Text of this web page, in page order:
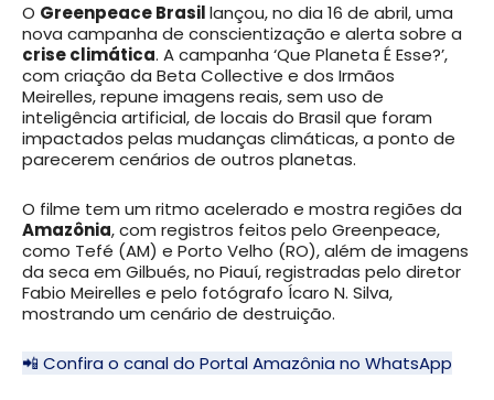
O Greenpeace Brasillançou, no dia 16 de abril, uma
nova campanha de conscientização e alerta sobre a
crise climática. A campanha ‘Que Planeta É Esse?’,
com criação da Beta Collective e dos Irmãos
Meirelles, repune imagens reais, sem uso de
inteligência artificial, de locais do Brasil que foram
impactados pelas mudanças climáticas, a ponto de
parecerem cenários de outros planetas.
O filme tem um ritmo acelerado e mostra regiões da
Amazônia, com registros feitos pelo Greenpeace,
como Tefé (AM) e Porto Velho (RO), além de imagens
da seca em Gilbués, no Piauí, registradas pelo diretor
Fabio Meirelles e pelo fotógrafo Ícaro N. Silva,
mostrando um cenário de destruição.
📲 Confira o canal do Portal Amazônia no WhatsApp